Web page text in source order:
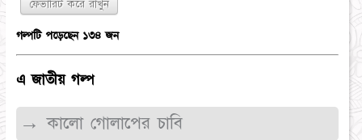
গল্পটি পড়েছেন ১৩৪ জন
এ জাতীয় গল্প
→ কালো গোলাপের চাবি